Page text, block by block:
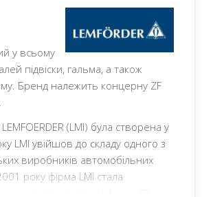
у всьому
підвіски, гальма, а також
Бренд належить концерну ZF
(LMI) була створена у
LMI увійшов до складу одного з
виробників автомобільних
року фірма LMI стала